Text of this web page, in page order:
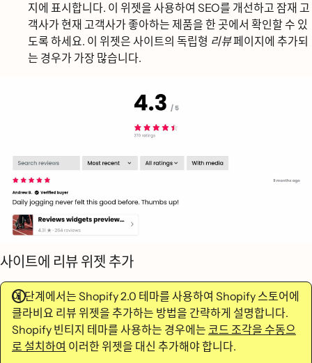
지에 표시합니다. 이 위젯을 사용하여 SEO를 개선하고 잠재 고
객사가 현재 고객사가 좋아하는 제품을 한 곳에서 확인할 수 있
도록 하세요. 이 위젯은 사이트의 독립형 리뷰페이지에 추가되
는 경우가 가장 많습니다.
사이트에 리뷰 위젯 추가
이 단계에서는 Shopify 2.0 테마를 사용하여 Shopify 스토어에
클라비요 리뷰 위젯을 추가하는 방법을 간략하게 설명합니다.
Shopify 빈티지 테마를 사용하는 경우에는 코드 조각을 수동으
로 설치하여 이러한 위젯을 대신 추가해야 합니다.